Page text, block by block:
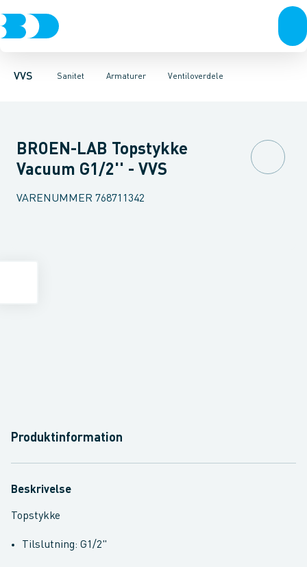
VVS Sanitet
Rør & fittingsPressfittings & rørKuglehaner & ventiler
Armaturer
Toiletter, sæder og cisterner VaskeArmaturer
Ventiloverdele
Køkken armaturer Håndvask armaturerTermostatarmaturer
BROEN-LAB Topstykke
Vacuum G1/2'' - VVS
VARENUMMER 768711342
Produktinformation
Beskrivelse
Topstykke
Tilslutning: G1/2"